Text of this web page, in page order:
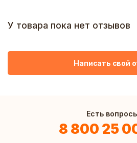
У товара пока нет отзывов
Написать свой
Есть
8 800 25